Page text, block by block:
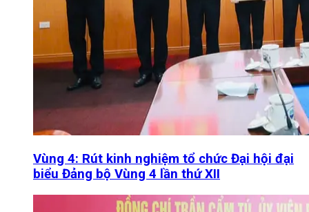
Vùng 4: Rút kinh nghiệm tổ chức Đại hội đại
biểu Đảng bộ Vùng 4 lần thứ XII